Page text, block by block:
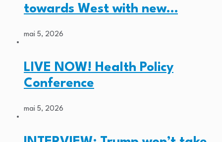
towards West with new…
mai 5, 2026
LIVE NOW! Health Policy
Conference
mai 5, 2026